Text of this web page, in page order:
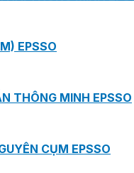
EPSSO
THÔNG MINH EPSSO
CỤM EPSSO